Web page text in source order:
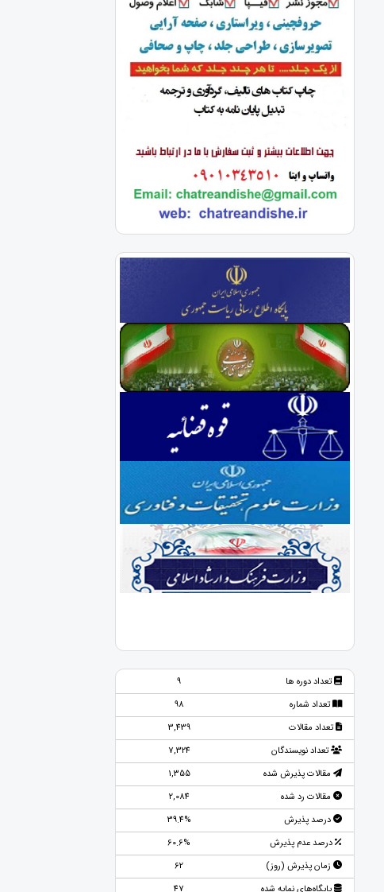
تعداد دوره ها
9
تعداد شماره
98
تعداد مقالات
3,439
تعداد نویسندگان
7,324
مقالات پذیرش شده
1,355
مقالات رد شده
2,084
درصد پذیرش
39.4%
درصد عدم پذیرش
60.6%
زمان پذیرش (روز)
62